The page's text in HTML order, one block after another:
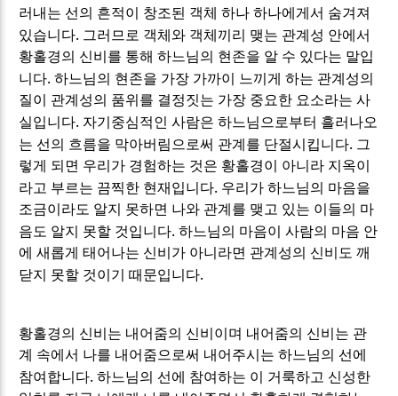
러내는 선의 흔적이 창조된 객체 하나 하나에게서 숨겨져
있습니다. 그러므로 객체와 객체끼리 맺는 관계성 안에서
황홀경의 신비를 통해 하느님의 현존을 알 수 있다는 말입
니다.하느님의 현존을 가장 가까이 느끼게 하는 관계성의
질이 관계성의 품위를 결정짓는 가장 중요한 요소라는 사
실입니다. 자기중심적인 사람은 하느님으로부터 흘러나오
는 선의 흐름을 막아버림으로써 관계를 단절시킵니다. 그
렇게 되면 우리가 경험하는 것은 황홀경이 아니라 지옥이
라고 부르는 끔찍한 현재입니다. 우리가 하느님의 마음을
조금이라도 알지 못하면 나와 관계를 맺고 있는 이들의 마
음도 알지 못할 것입니다.하느님의 마음이 사람의 마음 안
에 새롭게 태어나는 신비가 아니라면 관계성의 신비도 깨
닫지 못할 것이기 때문입니다.
황홀경의 신비는 내어줌의 신비이며 내어줌의 신비는 관
계 속에서 나를 내어줌으로써 내어주시는 하느님의 선에
참여합니다.하느님의 선에 참여하는 이 거룩하고 신성한